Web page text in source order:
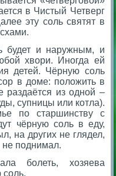
в Чистый Четверг
эту соль святят в
будет и наружным, и
хвори. Иногда ей
детей. Чёрную соль
в доме: положить в
раздаётся из одной –
супницы или котла).
по старшинству с
чёрную соль в еду,
на других не глядел,
не поднимал.
болеть, хозяева
соль.